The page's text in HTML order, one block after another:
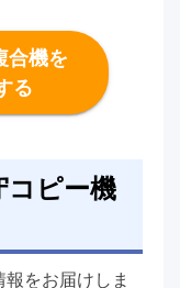
合機を
る
ピー機
をお届けしま